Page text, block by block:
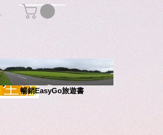
暢銷EasyGo旅遊書